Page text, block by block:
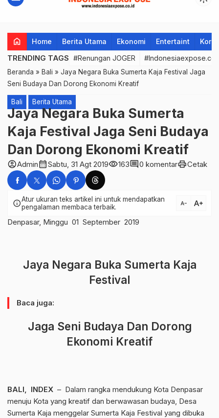
home Home Berita Utama Ekonomi Entertaint
TRENDING TAGS #Renungan JOGER
Beranda » Bali » Jaya Negara Buka Sumerta Kaja Festival Jaga
Seni Budaya Dan Dorong Ekonomi Kreatif
Bali Berita Utama
Jaya Negara Buka Sumerta
Kaja Festival Jaga Seni Budaya
Dan Dorong Ekonomi Kreatif
account_circleAdmincalendar_monthSabtu, 31 Agt 2019visibility163comment0 komentarprintCetak
infoAtur ukuran teks artikel ini untuk mendapatkan
pengalaman membaca terbaik.
text_decrease text_increase
Denpasar, Minggu 01 September 2019
Jaya Negara Buka Sumerta Kaja
Festival
Baca juga:
Jaga Seni Budaya Dan Dorong
Ekonomi Kreatif
BALI, INDEX – Dalam rangka mendukung Kota Denpasar
menuju Kota yang kreatif dan berwawasan budaya, Desa
Sumerta Kaja menggelar Sumerta Kaja Festival yang dibuka